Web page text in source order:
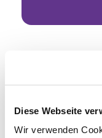
Diese Webseite
Wir verwenden